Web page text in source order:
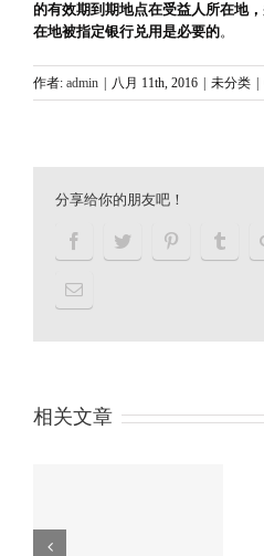
的有效期到期地点在受益人所在地
在地被指定银行兑用是必要的。
作者: admin 八月 11th, 2016 未分类
分享给你的朋友吧！
相关文章